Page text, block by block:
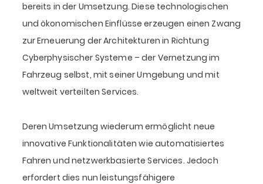
bereits in der Umsetzung. Diese technologischen
und ökonomischen Einflüsse erzeugen einen Zwang
zur Erneuerung der Architekturen in Richtung
Cyberphysischer Systeme – der Vernetzung im
Fahrzeug selbst, mit seiner Umgebung und mit
weltweit verteilten Services.
Deren Umsetzung wiederum ermöglicht neue
innovative Funktionalitäten wie automatisiertes
Fahren und netzwerkbasierte Services. Jedoch
erfordert dies nun leistungsfähigere